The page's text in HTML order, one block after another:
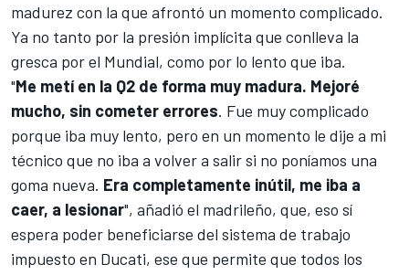
madurez con la que afrontó un momento complicado.
Ya no tanto por la presión implícita que conlleva la
gresca por el Mundial, como por lo lento que iba.
"Me metí en la Q2 de forma muy madura. Mejoré
mucho, sin cometer errores. Fue muy complicado
porque iba muy lento, pero en un momento le dije a mi
técnico que no iba a volver a salir si no poníamos una
goma nueva. Era completamente inútil, me iba a
caer, a lesionar", añadió el madrileño, que, eso sí
espera poder beneficiarse del sistema de trabajo
impuesto en Ducati, ese que permite que todos los